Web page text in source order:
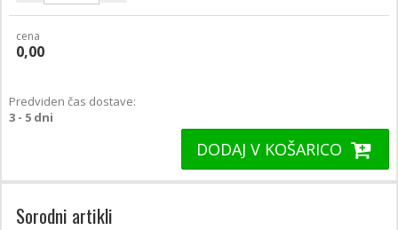
cena
0,00
Predviden čas dostave:
3 - 5 dni
DODAJ V KOŠARICO
Sorodni artikli